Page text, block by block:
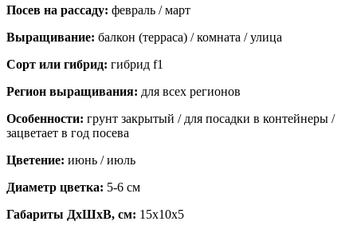
Посев на рассаду: февраль / март
Выращивание: балкон (терраса) / комната / улица
Сорт или гибрид: гибрид f1
Регион выращивания: для всех регионов
Особенности: грунт закрытый / для посадки в контейнеры /
зацветает в год посева
Цветение: июнь / июль
Диаметр цветка: 5-6 см
Габариты ДхШхВ, см: 15x10x5